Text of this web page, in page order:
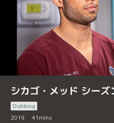
シカゴ・メッド シー
Dubbing
2019
41mins